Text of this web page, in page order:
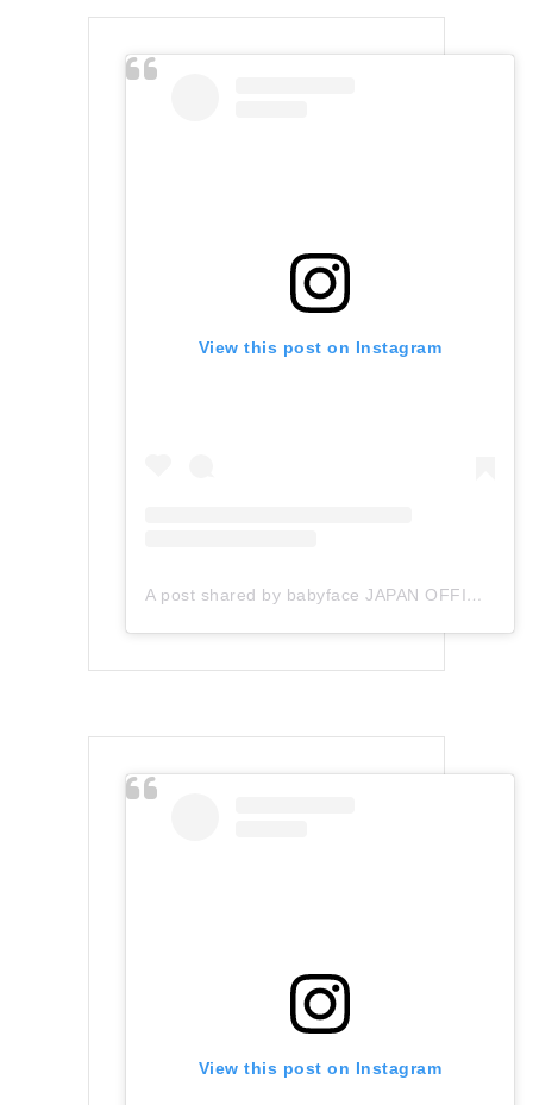
View this post on Instagram
A post shared by babyface JAPAN OFFICIAL (@babyface_japan)
View this post on Instagram